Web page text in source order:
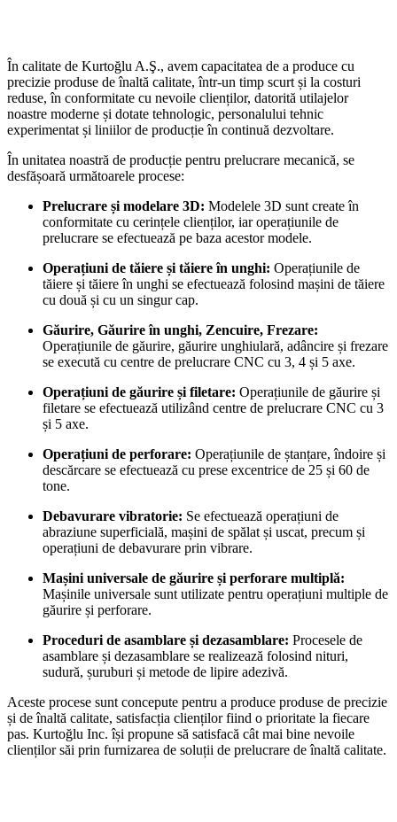
În calitate de Kurtoğlu A.Ş., avem capacitatea de a produce cu
precizie produse de înaltă calitate, într-un timp scurt și la costuri
reduse, în conformitate cu nevoile clienților, datorită utilajelor
noastre moderne și dotate tehnologic, personalului tehnic
experimentat și liniilor de producție în continuă dezvoltare.
În unitatea noastră de producție pentru prelucrare mecanică, se
desfășoară următoarele procese:
Prelucrare și modelare 3D: Modelele 3D sunt create în
conformitate cu cerințele clienților, iar operațiunile de
prelucrare se efectuează pe baza acestor modele.
Operațiuni de tăiere și tăiere în unghi: Operațiunile de
tăiere și tăiere în unghi se efectuează folosind mașini de tăiere
cu două și cu un singur cap.
Găurire, Găurire în unghi, Zencuire, Frezare:
Operațiunile de găurire, găurire unghiulară, adâncire și frezare
se execută cu centre de prelucrare CNC cu 3, 4 și 5 axe.
Operațiuni de găurire și filetare: Operațiunile de găurire și
filetare se efectuează utilizând centre de prelucrare CNC cu 3
și 5 axe.
Operațiuni de perforare: Operațiunile de ștanțare, îndoire și
descărcare se efectuează cu prese excentrice de 25 și 60 de
tone.
Debavurare vibratorie: Se efectuează operațiuni de
abraziune superficială, mașini de spălat și uscat, precum și
operațiuni de debavurare prin vibrare.
Mașini universale de găurire și perforare multiplă:
Mașinile universale sunt utilizate pentru operațiuni multiple de
găurire și perforare.
Proceduri de asamblare și dezasamblare: Procesele de
asamblare și dezasamblare se realizează folosind nituri,
sudură, șuruburi și metode de lipire adezivă.
Aceste procese sunt concepute pentru a produce produse de precizie
și de înaltă calitate, satisfacția clienților fiind o prioritate la fiecare
pas. Kurtoğlu Inc. își propune să satisfacă cât mai bine nevoile
clienților săi prin furnizarea de soluții de prelucrare de înaltă calitate.